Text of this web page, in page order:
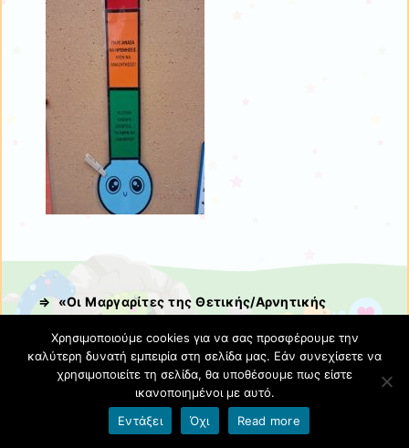
⇒ «Οι Μαργαρίτες της Θετικής/Αρνητικής
Χρησιμοποιούμε cookies για να σας προσφέρουμε την
καλύτερη δυνατή εμπειρία στη σελίδα μας. Εάν συνεχίσετε να
χρησιμοποιείτε τη σελίδα, θα υποθέσουμε πως είστε
ικανοποιημένοι με αυτό.
Εντάξει
Όχι Read more